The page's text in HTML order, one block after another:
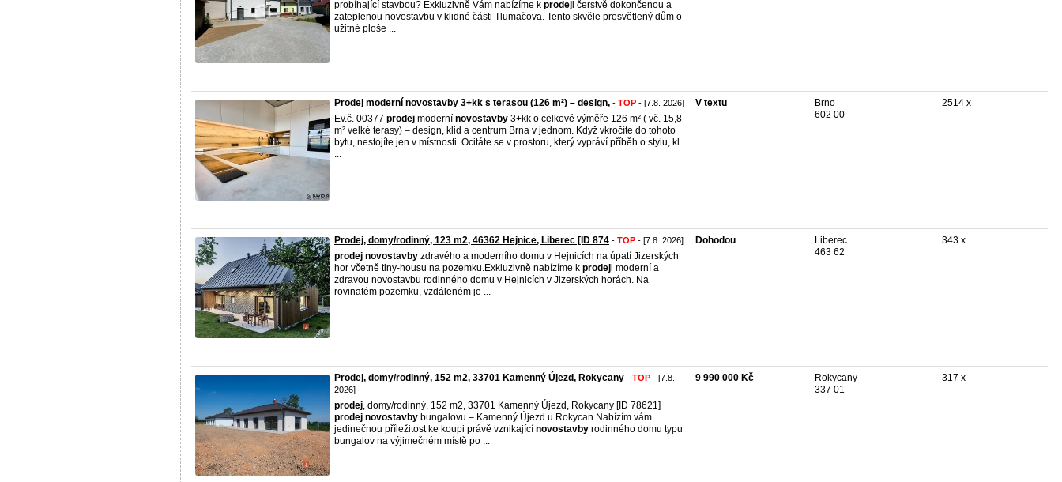
probíhající stavbou? Exkluzivně Vám nabízíme k prodeji čerstvě dokončenou a
zateplenou novostavbu v klidné části Tlumačova. Tento skvěle prosvětlený dům o
užitné ploše ...
Prodej moderní novostavby 3+kk s terasou (126 m²) – design, - TOP - [7.8. 2026]
Ev.č. 00377 prodej moderní novostavby 3+kk o celkové výměře 126 m² ( vč. 15,8
m² velké terasy) – design, klid a centrum Brna v jednom. Když vkročíte do tohoto
bytu, nestojíte jen v místnosti. Ocitáte se v prostoru, který vypráví příběh o stylu, kl
...
V textu
Brno
602 00
2514 x
Prodej, domy/rodinný, 123 m2, 46362 Hejnice, Liberec [ID 874 - TOP - [7.8. 2026]
prodej novostavby zdravého a moderního domu v Hejnicích na úpatí Jizerských
hor včetně tiny-housu na pozemku.Exkluzivně nabízíme k prodeji moderní a
zdravou novostavbu rodinného domu v Hejnicích v Jizerských horách. Na
rovinatém pozemku, vzdáleném je ...
Dohodou
Liberec
463 62
343 x
Prodej, domy/rodinný, 152 m2, 33701 Kamenný Újezd, Rokycany - TOP - [7.8.
2026]
prodej, domy/rodinný, 152 m2, 33701 Kamenný Újezd, Rokycany [ID 78621]
prodej novostavby bungalovu – Kamenný Újezd u Rokycan Nabízím vám
jedinečnou příležitost ke koupi právě vznikající novostavby rodinného domu typu
bungalov na výjimečném místě po ...
9 990 000 Kč
Rokycany
337 01
317 x